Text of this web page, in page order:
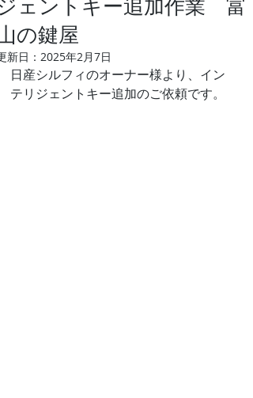
の鍵屋
新日： 2025年2月7日
日産シルフィのオーナー様より、イン
テリジェントキー追加のご依頼です。